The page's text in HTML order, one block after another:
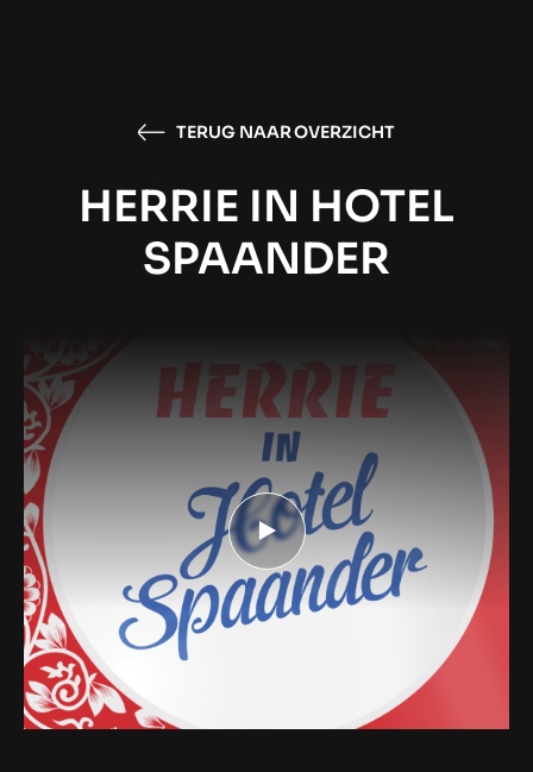
TERUG NAAR OVERZICHT
HERRIE IN HOTEL
SPAANDER